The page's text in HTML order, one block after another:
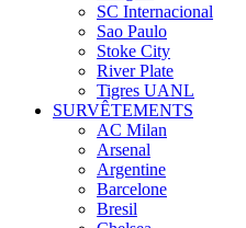
SC Internacional
Sao Paulo
Stoke City
River Plate
Tigres UANL
SURVÊTEMENTS
AC Milan
Arsenal
Argentine
Barcelone
Bresil